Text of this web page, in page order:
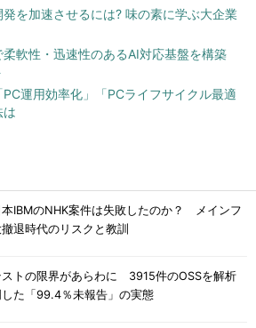
を加速させるには? 味の素に学ぶ大企業
軟性・迅速性のあるAI対応基盤を構築
運用効率化」「PCライフサイクル最適
は
IBMのNHK案件は失敗したのか？ メインフ
退時代のリスクと教訓
ストの限界があらわに 3915件のOSSを解析
した「99.4％未報告」の実態